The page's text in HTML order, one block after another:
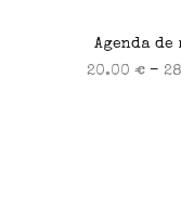
Agenda de
20.00 €–